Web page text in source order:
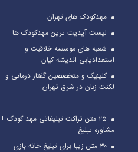
مهدکودک های تهران
لیست آپدیت ترین مهدکودک ها
شعبه های موسسه خلاقیت و
استعدادیابی اندیشه کیان
کلینیک و متخصصین گفتار درمانی و
لکنت زبان در شرق تهران
۲۵ متن تراکت تبلیغاتی مهد کودک +
مشاوره تبلیغ
۳۰ متن زیبا برای تبلیغ خانه بازی